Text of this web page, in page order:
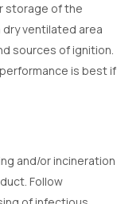
storage of the
ventilated area
sources of ignition.
is best if
and/or incineration
Follow